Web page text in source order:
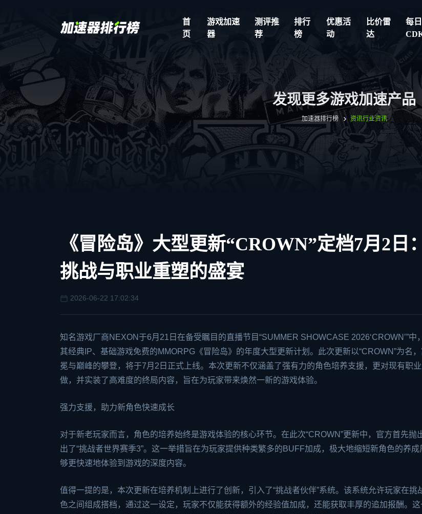
首
页
游戏加速
器
测评推
荐
排行
榜
优惠活
动
比价雷
达
每日
发现更多游戏加速产品
加速器排行榜 资讯行业资讯
《冒险岛》大型更新“CROWN”定档7月2日
挑战与职业重塑的盛宴
2026-06-22 17:02:34
知名游戏厂商NEXON于6月21日在备受瞩目的直播节目“SUMMER SHOWCASE 2026‘CROWN’”中
其经典IP、基础游戏免费的MMORPG《冒险岛》的年度大型更新计划。此次更新以“CROWN”为名
冕与巅峰的攀登，将于7月2日正式上线。本次更新不仅涵盖了强有力的角色培养支援，更对现有职
做，并实装了高难度的终局内容，旨在为玩家带来焕然一新的游戏体验。
强力支援，助力新角色快速成长
对于新老玩家而言，角色的培养始终是游戏体验的核心环节。在此次“CROWN”更新中，官方首先抛
出了“挑战者世界赛季3”。这一举措旨在为玩家提供种类繁多的BUFF加成，极大地缩短新角色的养
够更快速地体验到游戏的深度内容。
值得一提的是，本次更新在培养机制上进行了创新，引入了“挑战者伙伴”系统。该系统允许玩家在挑
色之间组成搭档，通过这一设定，玩家不仅能获得额外的经验值加成，还能获取丰厚的追加报酬。